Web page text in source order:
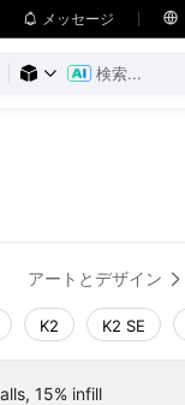
 メッセージ 
 
アートとデザイン 
K2 K2 SE
15% infill